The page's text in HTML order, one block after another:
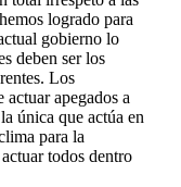
logrado para
gobierno lo
deben ser los
Los
actuar apegados a
única que actúa en
para la
todos dentro